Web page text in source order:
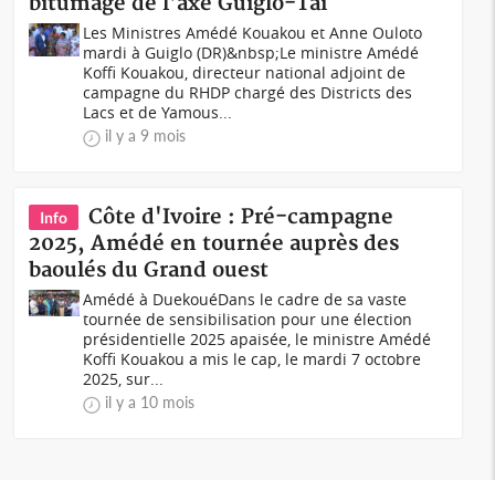
Les Ministres Amédé Kouakou et Anne Ouloto
mardi à Guiglo (DR)&nbsp;Le ministre Amédé
Koffi Kouakou, directeur national adjoint de
campagne du RHDP chargé des Districts des
Lacs et de Yamous...
il y a 9 mois
Info
Côte d'Ivoire : Pré-campagne
2025, Amédé en tournée auprès des
baoulés du Grand ouest
Amédé à DuekouéDans le cadre de sa vaste
tournée de sensibilisation pour une élection
présidentielle 2025 apaisée, le ministre Amédé
Koffi Kouakou a mis le cap, le mardi 7 octobre
2025, sur...
il y a 10 mois